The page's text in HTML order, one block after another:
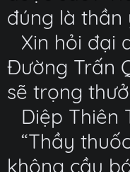
đúng là thần
Xin hỏi đại
Đường Trấn
sẽ trọng
Diệp Thiên
“Thầy
không cầu